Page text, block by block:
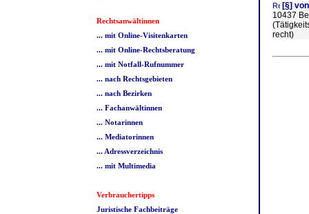
Rechtsanwältinnen
... mit Online-Visitenkarten
... mit Online-Rechtsberatung
... mit Notfall-Rufnummer
... nach Rechtsgebieten
... nach Bezirken
... Fachanwältinnen
... Notarinnen
... Mediatorinnen
... Adressverzeichnis
... mit Multimedia
Verbrauchertipps
Juristische Fachbeiträge
[§]
10437
recht)